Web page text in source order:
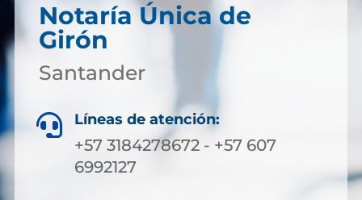
Notaría Única de
Girón
Santander
 Líneas de atención:
+57 3184278672 - +57 607
6992127